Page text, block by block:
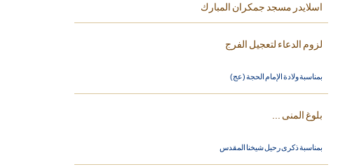
اسلايدر مسجد جمكران المبارك
لزوم الدعاء لتعجيل الفرج
بمناسبة ولادة الإمام الحجة (عج)
بلوغ المنى ...
بمناسبة ذكرى رحيل شيخنا المقدس